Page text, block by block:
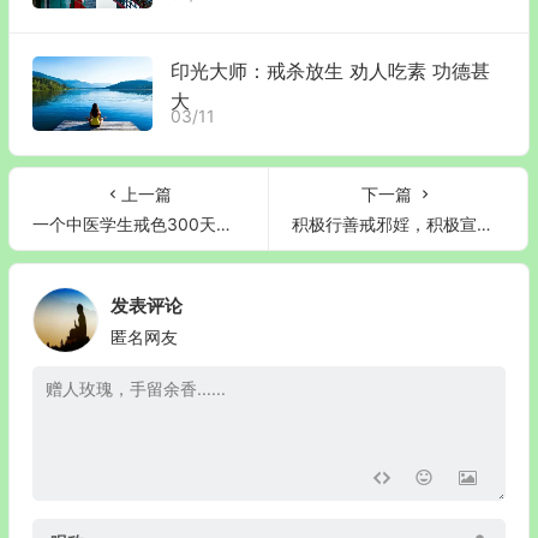
印光大师：戒杀放生 劝人吃素 功德甚
大
03/11
上一篇
一个中医学生戒色300天，神经症、慢前全恢复
下一篇
积极行善戒邪婬，积极宣扬戒邪婬
发表评论
匿名网友